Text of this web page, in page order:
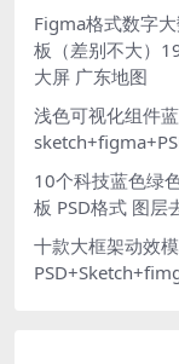
Figma格式数字
板（差别不大）
大屏 广东地图
浅色可视化组件
10个科技蓝色绿
板 PSD格式 图层
十款大框架动效